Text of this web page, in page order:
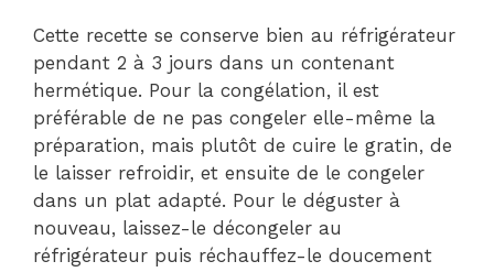
Cette recette se conserve bien au réfrigérateur
pendant 2 à 3 jours dans un contenant
hermétique. Pour la congélation, il est
préférable de ne pas congeler elle-même la
préparation, mais plutôt de cuire le gratin, de
le laisser refroidir, et ensuite de le congeler
dans un plat adapté. Pour le déguster à
nouveau, laissez-le décongeler au
réfrigérateur puis réchauffez-le doucement